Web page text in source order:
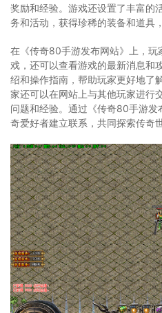
奖励和经验。游戏还设置了丰富的
务和活动，获得珍稀的装备和道具
在《传奇80手游发布网站》上，玩
戏，还可以查看游戏的最新消息和
绍和操作指南，帮助玩家更好地了
家还可以在网站上与其他玩家进行
问题和经验。通过《传奇80手游
奇爱好者建立联系，共同探索传奇